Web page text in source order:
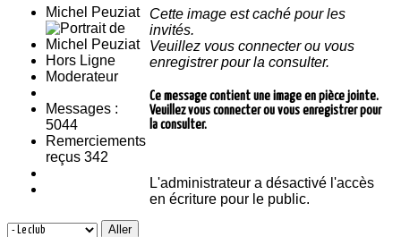
Michel Peuziat
Hors Ligne
Moderateur
Messages :
5044
Remerciements
reçus 342
Cette image est caché pour les
invités.
Veuillez vous connecter ou vous
enregistrer pour la consulter.
Ce message contient une image en pièce jointe.
Veuillez vous connecter ou vous enregistrer pour
la consulter.
L'administrateur a désactivé l'accès
en écriture pour le public.